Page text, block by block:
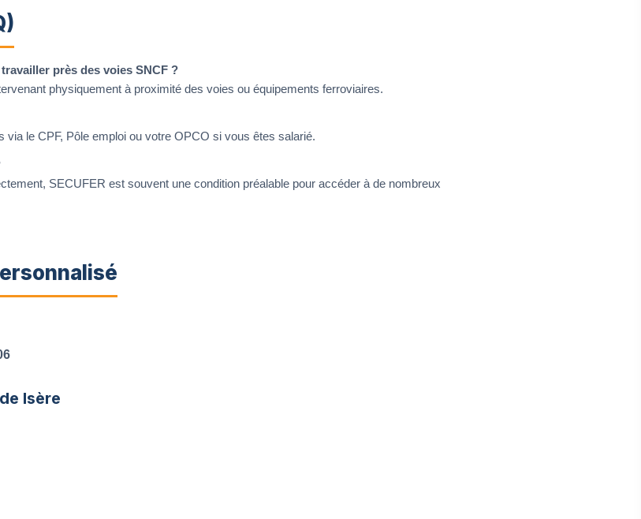
près des voies SNCF ?
physiquement à proximité des voies ou équipements ferroviaires.
via le CPF, Pôle emploi ou votre OPCO si vous êtes salarié.
SECUFER est souvent une condition préalable pour accéder à de nombreux
Isère